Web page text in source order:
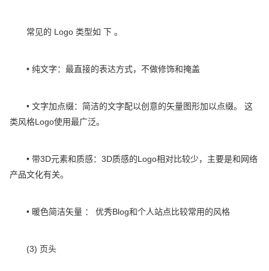
常见的 Logo 类型如 下 。
• 纯文字：最直接的表达方式，不做修饰和掩盖
• 文字加点缀：简洁的文字配以创意的矢量图形加以点缀。 这
类风格Logo使用最广泛。
• 带3D元素和质感：3D质感的Logo相对比较少，主要是和网络
产品文化有关。
• 暖色简洁矢量 ： 优秀Blog和个人站点比较常用的风格
(3) 页头